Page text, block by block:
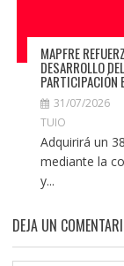
MAPFRE
DESARROLLO
PARTICIPACIÓN
31/07/2026
TUIO
Adquirirá un
mediante la
y...
DEJA UN